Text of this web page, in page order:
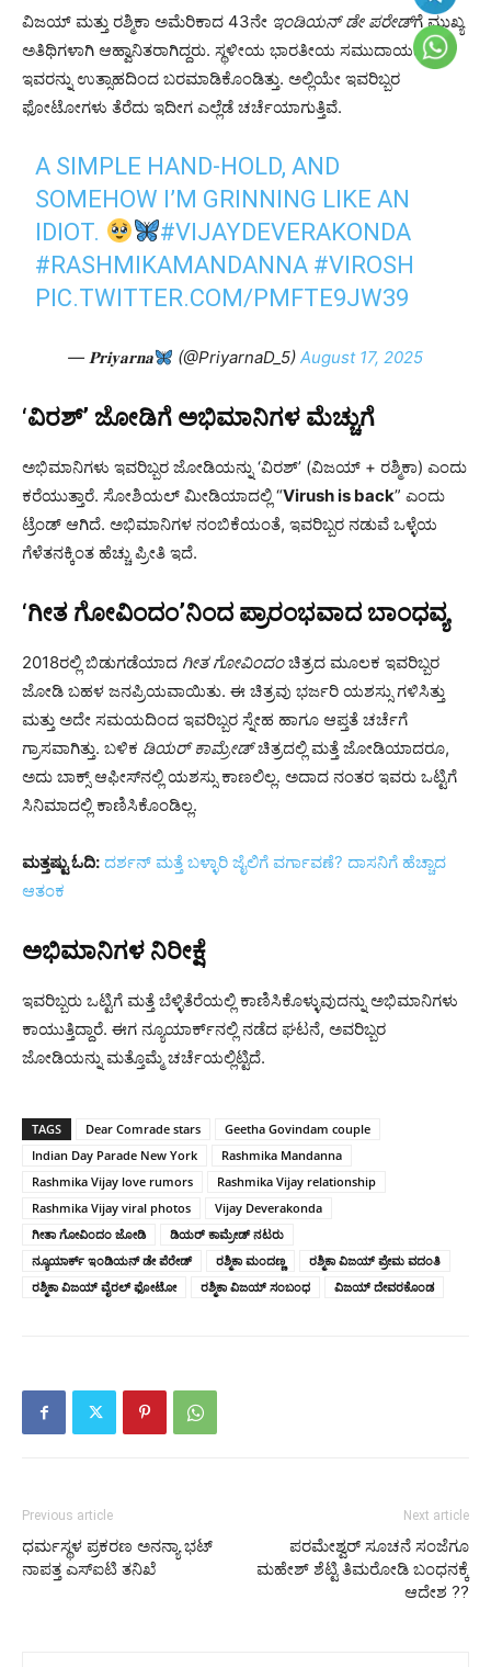
ವಿಜಯ್ ಮತ್ತು ರಶ್ಮಿಕಾ ಅಮೆರಿಕಾದ 43ನೇ ಇಂಡಿಯನ್ ಡೇ ಪರೇಡ್‌ಗೆ ಮುಖ್ಯ
ಅತಿಥಿಗಳಾಗಿ ಆಹ್ವಾನಿತರಾಗಿದ್ದರು. ಸ್ಥಳೀಯ ಭಾರತೀಯ ಸಮುದಾಯವು
ಇವರನ್ನು ಉತ್ಸಾಹದಿಂದ ಬರಮಾಡಿಕೊಂಡಿತ್ತು. ಅಲ್ಲಿಯೇ ಇವರಿಬ್ಬರ
ಫೋಟೋಗಳು ತೆರೆದು ಇದೀಗ ಎಲ್ಲೆಡೆ ಚರ್ಚೆಯಾಗುತ್ತಿವೆ.
A SIMPLE HAND-HOLD, AND
SOMEHOW I’M GRINNING LIKE AN
IDIOT.
#VIJAYDEVERAKONDA
#RASHMIKAMANDANNA #VIROSH
PIC.TWITTER.COM/PMFTE9JW39
— 𝐏𝐫𝐢𝐲𝐚𝐫𝐧𝐚 (@PriyarnaD_5) August 17, 2025
‘ವಿರಶ್’ ಜೋಡಿಗೆ ಅಭಿಮಾನಿಗಳ ಮೆಚ್ಚುಗೆ
ಅಭಿಮಾನಿಗಳು ಇವರಿಬ್ಬರ ಜೋಡಿಯನ್ನು ‘ವಿರಶ್’ (ವಿಜಯ್ + ರಶ್ಮಿಕಾ) ಎಂದು
ಕರೆಯುತ್ತಾರೆ. ಸೋಶಿಯಲ್ ಮೀಡಿಯಾದಲ್ಲಿ “Virush is back” ಎಂದು
ಟ್ರೆಂಡ್ ಆಗಿದೆ. ಅಭಿಮಾನಿಗಳ ನಂಬಿಕೆಯಂತೆ, ಇವರಿಬ್ಬರ ನಡುವೆ ಒಳ್ಳೆಯ
ಗೆಳೆತನಕ್ಕಿಂತ ಹೆಚ್ಚು ಪ್ರೀತಿ ಇದೆ.
‘ಗೀತ ಗೋವಿಂದಂ’ನಿಂದ ಪ್ರಾರಂಭವಾದ ಬಾಂಧವ್ಯ
2018ರಲ್ಲಿ ಬಿಡುಗಡೆಯಾದ ಗೀತ ಗೋವಿಂದಂಚಿತ್ರದ ಮೂಲಕ ಇವರಿಬ್ಬರ
ಜೋಡಿ ಬಹಳ ಜನಪ್ರಿಯವಾಯಿತು. ಈ ಚಿತ್ರವು ಭರ್ಜರಿ ಯಶಸ್ಸು ಗಳಿಸಿತ್ತು
ಮತ್ತು ಅದೇ ಸಮಯದಿಂದ ಇವರಿಬ್ಬರ ಸ್ನೇಹ ಹಾಗೂ ಆಪ್ತತೆ ಚರ್ಚೆಗೆ
ಗ್ರಾಸವಾಗಿತ್ತು. ಬಳಿಕ ಡಿಯರ್ ಕಾಮ್ರೇಡ್ಚಿತ್ರದಲ್ಲಿ ಮತ್ತೆ ಜೋಡಿಯಾದರೂ,
ಅದು ಬಾಕ್ಸ್ ಆಫೀಸ್‌ನಲ್ಲಿ ಯಶಸ್ಸು ಕಾಣಲಿಲ್ಲ. ಅದಾದ ನಂತರ ಇವರು ಒಟ್ಟಿಗೆ
ಸಿನಿಮಾದಲ್ಲಿ ಕಾಣಿಸಿಕೊಂಡಿಲ್ಲ.
ಮತ್ತಷ್ಟು ಓದಿ: ದರ್ಶನ್ ಮತ್ತೆ ಬಳ್ಳಾರಿ ಜೈಲಿಗೆ ವರ್ಗಾವಣೆ? ದಾಸನಿಗೆ ಹೆಚ್ಚಾದ
ಆತಂಕ
ಅಭಿಮಾನಿಗಳ ನಿರೀಕ್ಷೆ
ಇವರಿಬ್ಬರು ಒಟ್ಟಿಗೆ ಮತ್ತೆ ಬೆಳ್ಳಿತೆರೆಯಲ್ಲಿ ಕಾಣಿಸಿಕೊಳ್ಳುವುದನ್ನು ಅಭಿಮಾನಿಗಳು
ಕಾಯುತ್ತಿದ್ದಾರೆ. ಈಗ ನ್ಯೂಯಾರ್ಕ್‌ನಲ್ಲಿ ನಡೆದ ಘಟನೆ, ಅವರಿಬ್ಬರ
ಜೋಡಿಯನ್ನು ಮತ್ತೊಮ್ಮೆ ಚರ್ಚೆಯಲ್ಲಿಟ್ಟಿದೆ.
TAGS Dear Comrade stars
Geetha Govindam couple
Indian Day Parade New York
Rashmika Mandanna
Rashmika Vijay love rumors
Rashmika Vijay relationship
Rashmika Vijay viral photos
Vijay Deverakonda
ಗೀತಾ ಗೋವಿಂದಂ ಜೋಡಿ
ಡಿಯರ್ ಕಾಮ್ರೇಡ್ ನಟರು
ನ್ಯೂಯಾರ್ಕ್ ಇಂಡಿಯನ್ ಡೇ ಪೆರೇಡ್
ರಶ್ಮಿಕಾ ಮಂದಣ್ಣ
ರಶ್ಮಿಕಾ ವಿಜಯ್ ಪ್ರೇಮ ವದಂತಿ
ರಶ್ಮಿಕಾ ವಿಜಯ್ ವೈರಲ್ ಫೋಟೋ
ರಶ್ಮಿಕಾ ವಿಜಯ್ ಸಂಬಂಧ ವಿಜಯ್ ದೇವರಕೊಂಡ
Previous article
ಧರ್ಮಸ್ಥಳ ಪ್ರಕರಣ ಅನನ್ಯಾ ಭಟ್
ನಾಪತ್ತ ಎಸ್‌ಐಟಿ ತನಿಖೆ
Next article
ಪರಮೇಶ್ವರ್‌ ಸೂಚನೆ ಸಂಜೆಗೂ
ಮಹೇಶ್ ಶೆಟ್ಟಿ ತಿಮರೋಡಿ ಬಂಧನಕ್ಕೆ
ಆದೇಶ ??